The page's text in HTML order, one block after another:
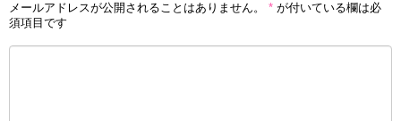
メールアドレスが公開されることはありません。 * が付いている欄は必
須項目です